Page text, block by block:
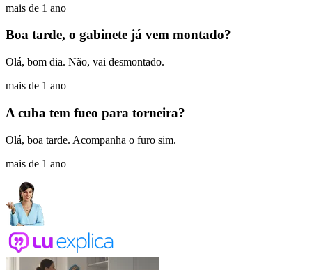
mais de 1 ano
Boa tarde, o gabinete já vem montado?
Olá, bom dia. Não, vai desmontado.
mais de 1 ano
A cuba tem fueo para torneira?
Olá, boa tarde. Acompanha o furo sim.
mais de 1 ano